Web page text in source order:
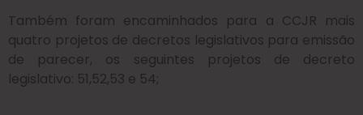
Também foram encaminhados para a CCJR mais
quatro projetos de decretos legislativos para emissão
de parecer, os seguintes projetos de decreto
legislativo: 51,52,53 e 54;